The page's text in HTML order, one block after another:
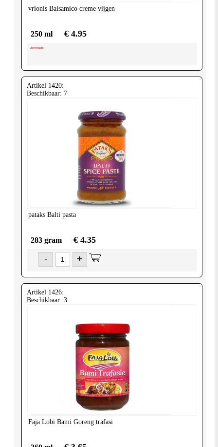
vrionis Balsamico creme vijgen
250 ml € 4.95
Uitverkocht
Artikel 1420:
Beschikbaar: 7
pataks Balti pasta
283 gram € 4.35
- +
Artikel 1426:
Beschikbaar: 3
Faja Lobi Bami Goreng trafasi